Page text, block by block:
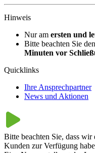
Hinweis
Nur am ersten und
Bitte beachten Sie den
Minuten vor
Quicklinks
Ihre Ansprechpartner
News und Aktionen
Bitte beachten Sie, dass wir
Kunden zur Verfügung